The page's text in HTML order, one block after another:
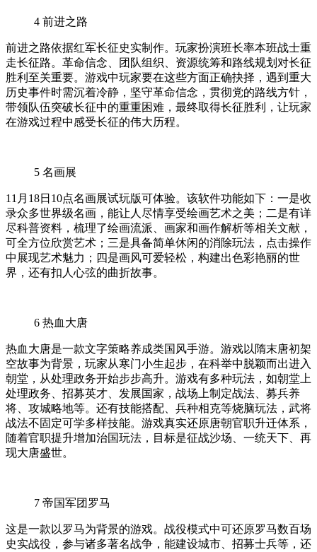
4 前进之路
前进之路依据红军长征史实制作。玩家扮演班长率本班战士重
走长征路。革命信念、团队组织、资源统筹和路线规划对长征
胜利至关重要。游戏中玩家要在这些方面正确抉择，遇到重大
历史事件时需沉着冷静，坚守革命信念，贯彻党的路线方针，
带领队伍突破长征中的重重困难，最终取得长征胜利，让玩家
在游戏过程中感受长征的伟大历程。
5 名画展
11月18日10点名画展试玩版可体验。该软件功能如下：一是收
录众多世界级名画，能让人尽情享受绘画艺术之美；二是有详
尽科普资料，梳理了绘画流派、画家和画作解析等相关文献，
可全方位欣赏艺术；三是具备简单休闲的消除玩法，点击操作
中展现艺术魅力；四是画风可爱轻松，构建出色彩艳丽的世
界，还有扣人心弦的曲折故事。
6 热血大唐
热血大唐是一款文字策略养成类国风手游。游戏以隋末唐初架
空故事为背景，玩家从寒门小生起步，在科举中脱颖而出进入
朝堂，从处理政务开始步步高升。游戏有多种玩法，如朝堂上
处理政务、招募英才、发展国家，战场上制定战法、募兵养
将、攻城略地等。还有技能搭配、兵种相克等烧脑玩法，武将
战法不固定可学多样技能。游戏真实还原唐朝官职升迁体系，
随着官职提升增加治国玩法，目标是征战沙场、一统天下、再
现大唐盛世。
7 帝国军团罗马
这是一款以罗马为背景的游戏。战役模式中可还原罗马数百场
史实战役，参与诸多著名战争，能建设城市、招募士兵等，还